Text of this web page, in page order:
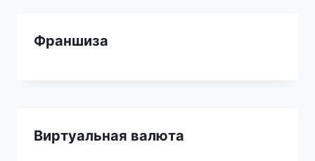
Франшиза
Виртуальная валюта